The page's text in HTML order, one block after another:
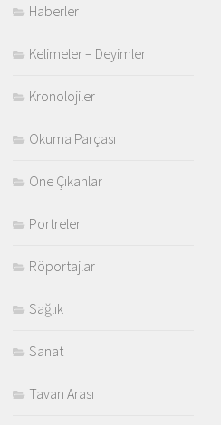
Haberler
Kelimeler – Deyimler
Kronolojiler
Okuma Parçası
Öne Çıkanlar
Portreler
Röportajlar
Sağlık
Sanat
Tavan Arası